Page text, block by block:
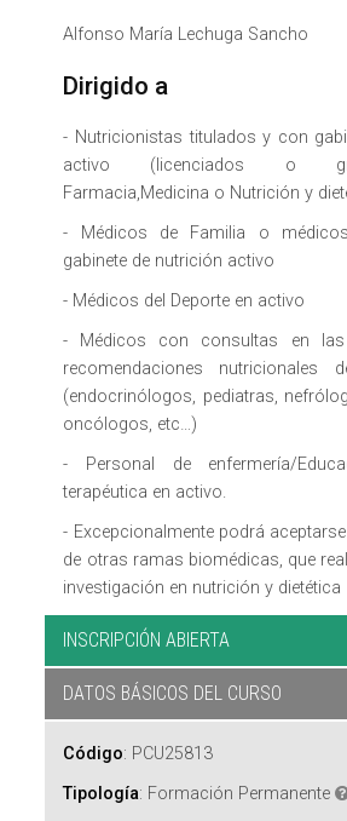
Alfonso María Lechuga Sancho
Dirigido a
- Nutricionistas titulados y con
activo (licenciados o
Farmacia,Medicina o Nutrición y
- Médicos de Familia o
gabinete de nutrición activo
- Médicos del Deporte en activo
- Médicos con consultas en las
recomendaciones nutricionales
(endocrinólogos, pediatras,
oncólogos, etc…)
- Personal de enfermería/
terapéutica en activo.
- Excepcionalmente podrá
de otras ramas biomédicas, que
investigación en nutrición y dietética
INSCRIPCIÓN ABIERTA
DATOS BÁSICOS DEL CURSO
Código: PCU25813
Tipología: Formación Permanente